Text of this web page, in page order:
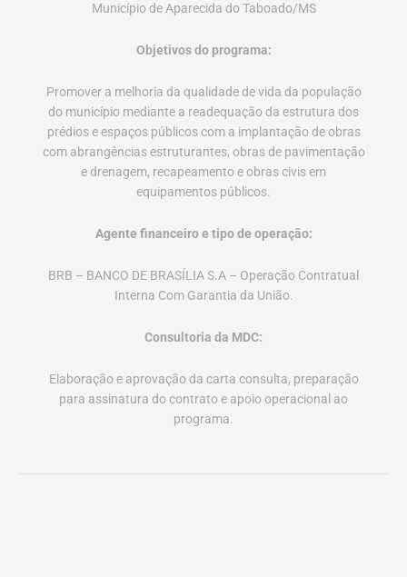
Município de Aparecida do Taboado/MS
Objetivos do programa:
Promover a melhoria da qualidade de vida da população
do município mediante a readequação da estrutura dos
prédios e espaços públicos com a implantação de obras
com abrangências estruturantes, obras de pavimentação
e drenagem, recapeamento e obras civis em
equipamentos públicos.
Agente financeiro e tipo de operação:
BRB – BANCO DE BRASÍLIA S.A – Operação Contratual
Interna Com Garantia da União.
Consultoria da MDC:
Elaboração e aprovação da carta consulta, preparação
para assinatura do contrato e apoio operacional ao
programa.